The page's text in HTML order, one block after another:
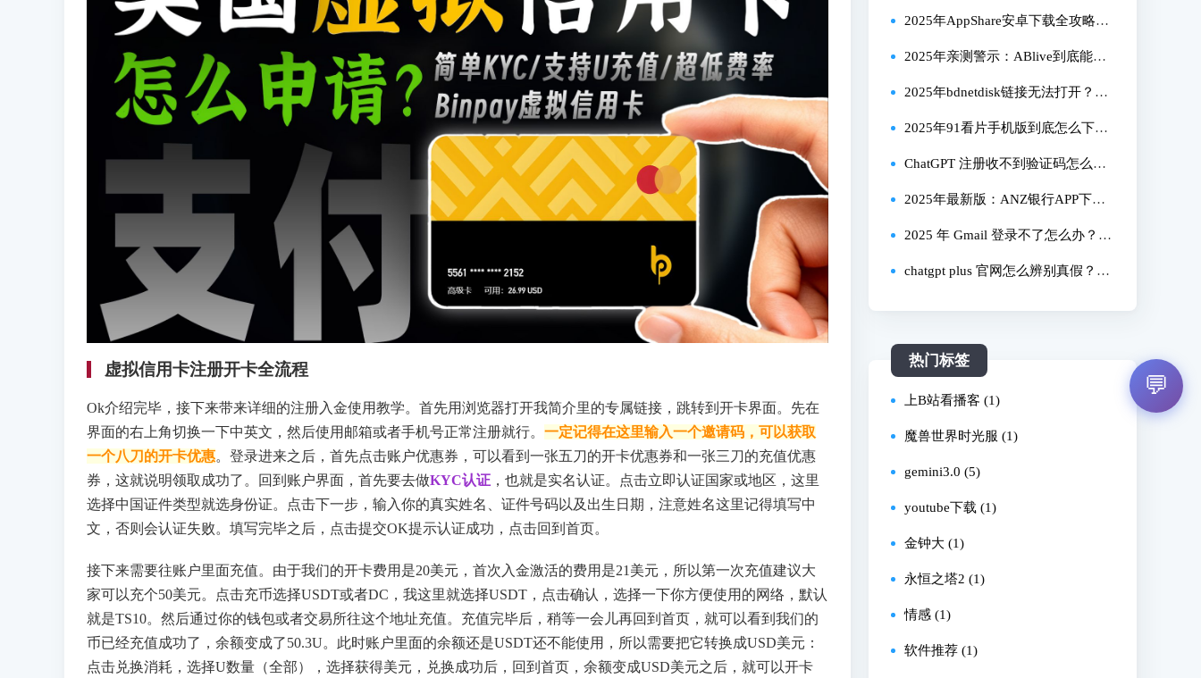
虚拟信用卡注册开卡全流程
Ok介绍完毕，接下来带来详细的注册入金使用教学。首先用浏览器打开我简介里的专属链接，跳转到开卡界面。先在
界面的右上角切换一下中英文，然后使用邮箱或者手机号正常注册就行。 一定记得在这里输入一个邀请码，可以获取
一个八刀的开卡优惠。登录进来之后，首先点击账户优惠券，可以看到一张五刀的开卡优惠券和一张三刀的充值优惠
券，这就说明领取成功了。回到账户界面，首先要去做KYC认证 ，也就是实名认证。点击立即认证国家或地区，这里
选择中国证件类型就选身份证。点击下一步，输入你的真实姓名、证件号码以及出生日期，注意姓名这里记得填写中
文，否则会认证失败。填写完毕之后，点击提交OK提示认证成功，点击回到首页。
接下来需要往账户里面充值。由于我们的开卡费用是20美元，首次入金激活的费用是21美元，所以第一次充值建议大
家可以充个50美元。点击充币选择USDT或者DC，我这里就选择USDT，点击确认，选择一下你方便使用的网络，默认
就是TS10。然后通过你的钱包或者交易所往这个地址充值。充值完毕后，稍等一会儿再回到首页，就可以看到我们的
币已经充值成功了，余额变成了50.3U。此时账户里面的余额还是USDT还不能使用，所以需要把它转换成USD美元：
点击兑换消耗，选择U数量（全部），选择获得美元，兑换成功后，回到首页，余额变成USD美元之后，就可以开卡
成功｜跳过+86手机号验证｜轻松开
通｜Gmail｜Gemini｜Youtube｜谷
歌网盘｜1
载平台全推荐，新手避坑必看！
2025年AppShare安卓下载全攻略：
亲测从获取到安全使用的完整流程
2025年亲测警示：ABlive到底能不
能下载？一文讲清真相与安全替代
方案
2025年bdnetdisk链接无法打开？亲
测有效的全解决方案
2025年91看片手机版到底怎么下
载？亲测有效全流程分享
ChatGPT 注册收不到验证码怎么
办？2025 最新解决教程看这里？
2025年最新版：ANZ银行APP下载
安装全流程详解，国内用户亲测有
效
2025 年 Gmail 登录不了怎么办？需
求专属 ——3 步修复账号异常 + 避
chatgpt plus 官网怎么辨别真假？国
热门标签
上B站看播客 (1)
魔兽世界时光服 (1)
gemini3.0 (5)
youtube下载 (1)
金钟大 (1)
永恒之塔2 (1)
情感 (1)
软件推荐 (1)
💬